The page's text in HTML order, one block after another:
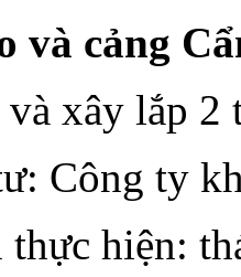
và cảng
xây lắp 2
Công ty
hiện: